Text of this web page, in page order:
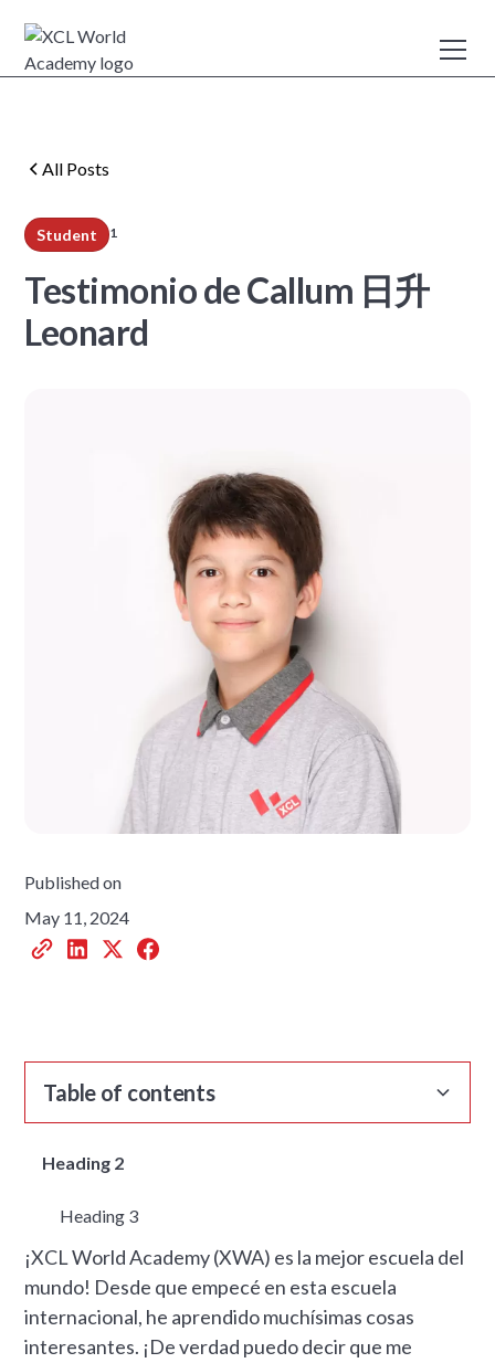
All Posts
Student 1
Testimonio de Callum 日升
Leonard
Published on
May 11, 2024
Table of contents
Heading 2
Heading 3
¡XCL World Academy (XWA) es la mejor escuela del
mundo! Desde que empecé en esta escuela
internacional, he aprendido muchísimas cosas
interesantes. ¡De verdad puedo decir que me